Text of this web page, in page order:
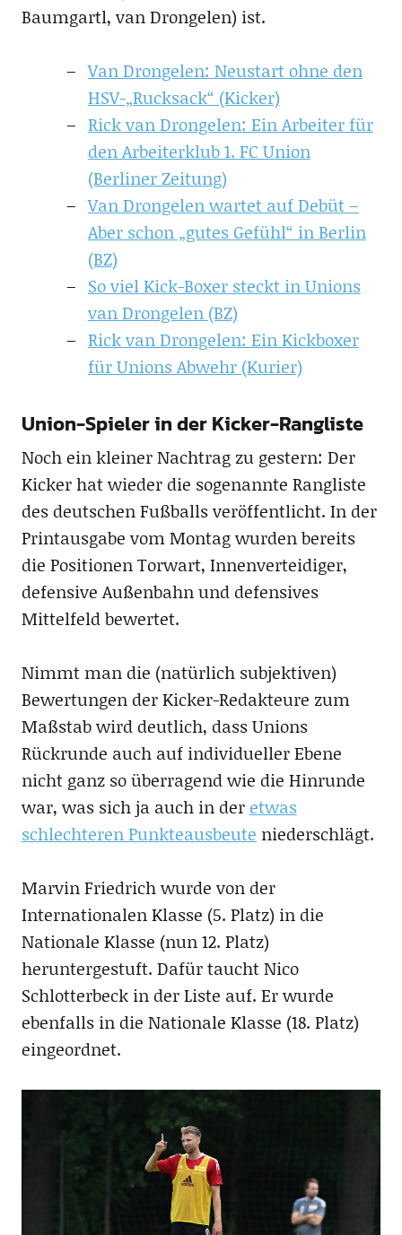
Baumgartl, van Drongelen) ist.
Van Drongelen: Neustart ohne den
HSV-„Rucksack“ (Kicker)
Rick van Drongelen: Ein Arbeiter für
den Arbeiterklub 1. FC Union
(Berliner Zeitung)
Van Drongelen wartet auf Debüt –
Aber schon „gutes Gefühl“ in Berlin
(BZ)
So viel Kick-Boxer steckt in Unions
van Drongelen (BZ)
Rick van Drongelen: Ein Kickboxer
für Unions Abwehr (Kurier)
Union-Spieler in der Kicker-Rangliste
Noch ein kleiner Nachtrag zu gestern: Der
Kicker hat wieder die sogenannte Rangliste
des deutschen Fußballs veröffentlicht. In der
Printausgabe vom Montag wurden bereits
die Positionen Torwart, Innenverteidiger,
defensive Außenbahn und defensives
Mittelfeld bewertet.
Nimmt man die (natürlich subjektiven)
Bewertungen der Kicker-Redakteure zum
Maßstab wird deutlich, dass Unions
Rückrunde auch auf individueller Ebene
nicht ganz so überragend wie die Hinrunde
war, was sich ja auch in der etwas
schlechteren Punkteausbeute niederschlägt.
Marvin Friedrich wurde von der
Internationalen Klasse (5. Platz) in die
Nationale Klasse (nun 12. Platz)
heruntergestuft. Dafür taucht Nico
Schlotterbeck in der Liste auf. Er wurde
ebenfalls in die Nationale Klasse (18. Platz)
eingeordnet.